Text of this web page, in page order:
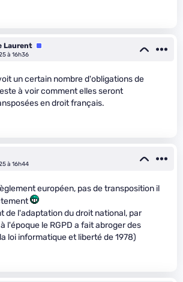
Laurent Équipe
à 16h36
un certain nombre d'obligations de
à voir comment elles seront
en droit français.
à 16h44
européen, pas de transposition il
de l'adaptation du droit national, par
l'époque le RGPD a fait abroger des
loi informatique et liberté de 1978)